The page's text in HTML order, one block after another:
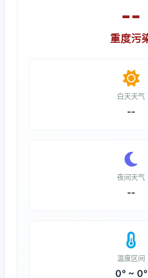
--
重度污
白天天气
--
夜间天气
--
温度区间
0° ~ 0°